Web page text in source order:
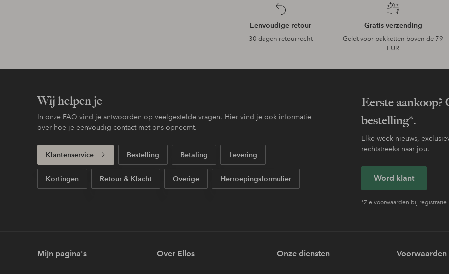
Eenvoudige retour
30 dagen retourrecht
Gratis verzending
Geldt voor pakketten boven de 79
EUR
Wij helpen je
In onze FAQ vind je antwoorden op veelgestelde vragen. Hier vind je ook informatie
over hoe je eenvoudig contact met ons opneemt.
Klantenservice Bestelling Betaling Levering
Kortingen Retour & Klacht Overige Herroepingsformulier
Eerste aankoop?
bestelling*.
Elke week nieuws,
rechtstreeks naar jou.
Word klant
*Zie voorwaarden bij registratie
Mijn pagina's Over Ellos Onze diensten Voorwaarden